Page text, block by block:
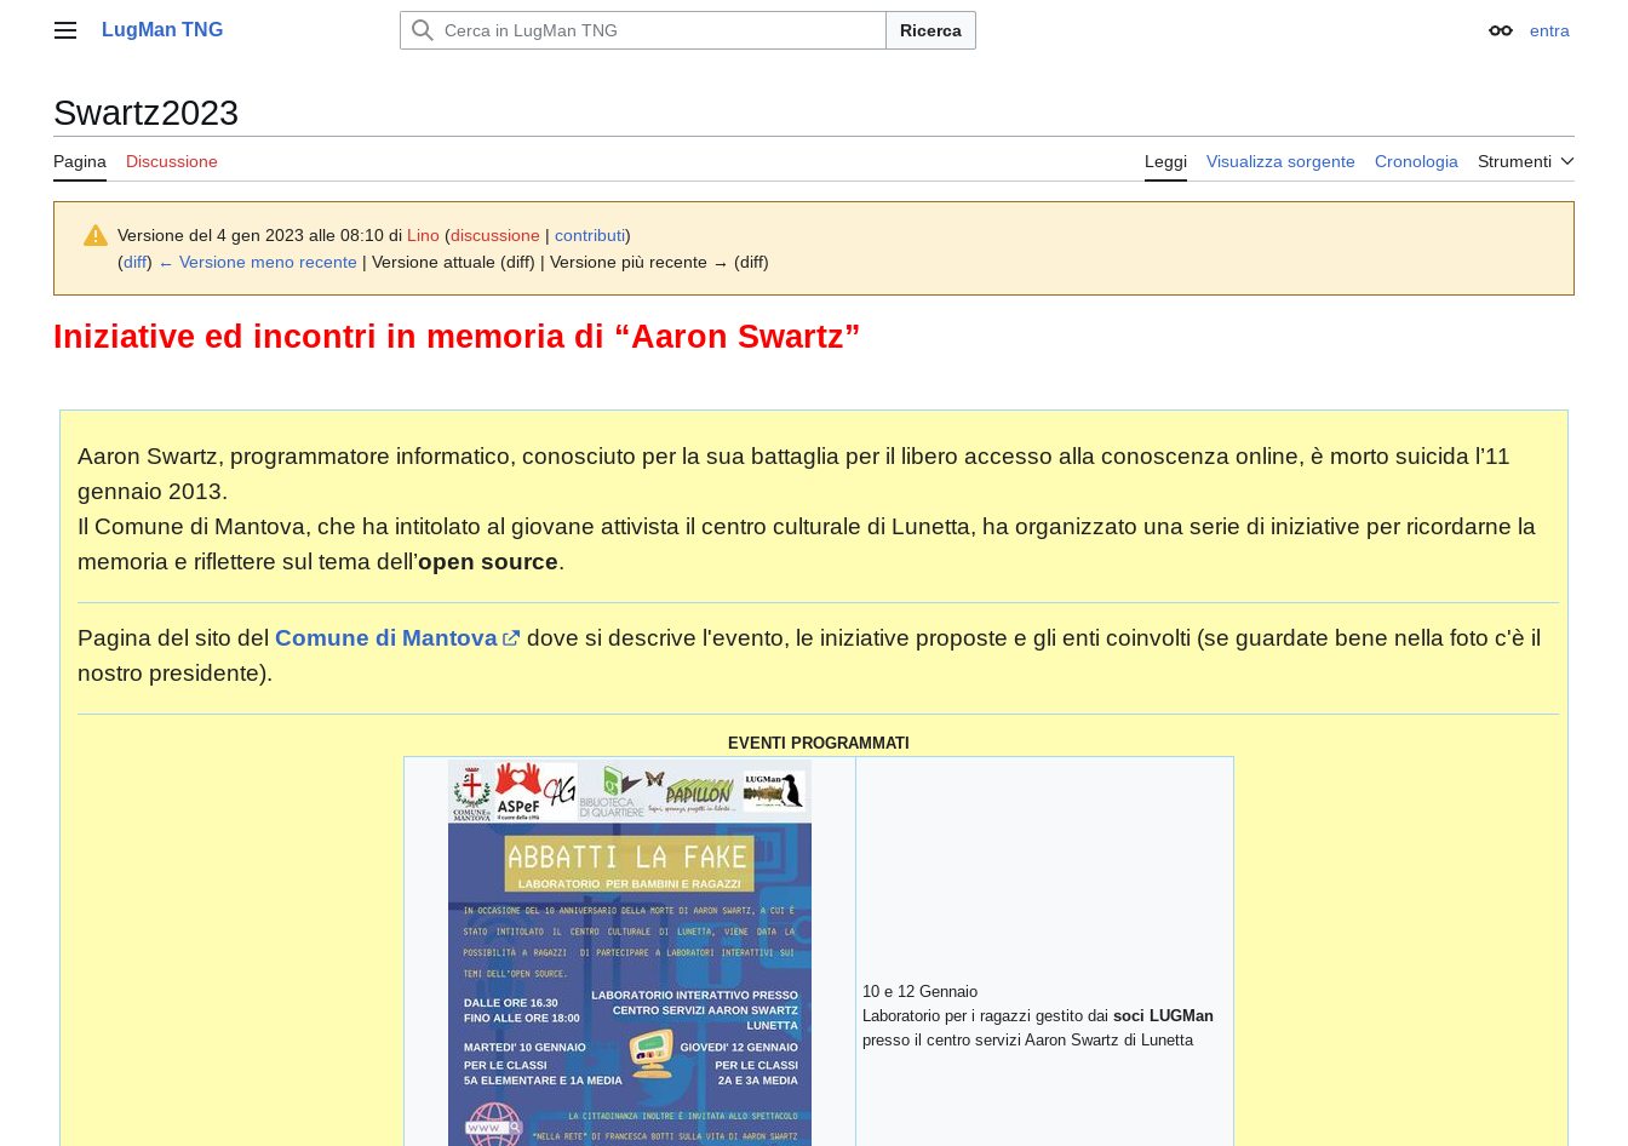
Menu principale
LugMan TNG Ricerca Aspetto
entra
Swartz2023
Pagina Discussione Leggi Visualizza sorgente Cronologia Strumenti
Versione del 4 gen 2023 alle 08:10 di Lino (discussione | contributi)
(diff) ← Versione meno recente | Versione attuale (diff) | Versione più recente → (diff)
Iniziative ed incontri in memoria di “Aaron Swartz”
Aaron Swartz, programmatore informatico, conosciuto per la sua battaglia per il libero accesso alla conoscenza online, è morto suicida l’11
gennaio 2013.
Il Comune di Mantova, che ha intitolato al giovane attivista il centro culturale di Lunetta, ha organizzato una serie di iniziative per ricordarne la
memoria e riflettere sul tema dell’open source.
Pagina del sito del Comune di Mantova
dove si descrive l'evento, le iniziative proposte e gli enti coinvolti (se guardate bene nella foto c'è il
nostro presidente).
EVENTI PROGRAMMATI
10 e 12 Gennaio
Laboratorio per i ragazzi gestito dai soci LUGMan
presso il centro servizi Aaron Swartz di Lunetta